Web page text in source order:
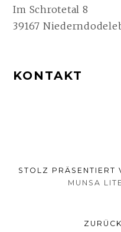
Im Schrotetal 8
39167
KONTAKT
STOLZ PRÄSENTIERT
MUNSA